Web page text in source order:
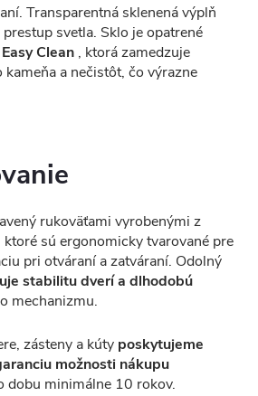
Transparentná sklenená výplň
svetla. Sklo je opatrené
Clean , ktorá zamedzuje
a nečistôt, čo výrazne
rukoväťami vyrobenými z
sú ergonomicky tvarované pre
pri otváraní a zatváraní. Odolný
stabilitu dverí a dlhodobú
mechanizmu.
zásteny a kúty poskytujeme
možnosti nákupu
dobu minimálne 10 rokov.